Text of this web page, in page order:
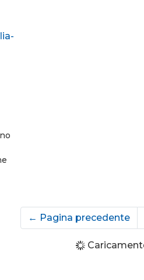
← Pagina precedente